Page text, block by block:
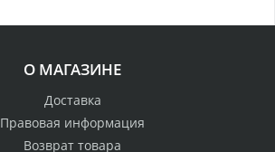
О МАГАЗИНЕ
Доставка
Правовая информация
Возврат товара